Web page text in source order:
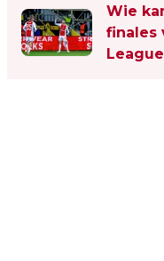
Wie
finales